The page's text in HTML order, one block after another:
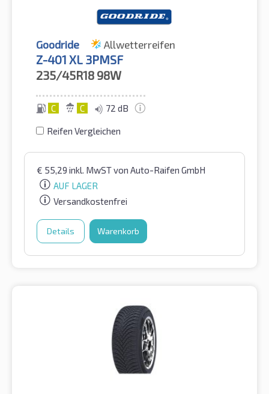
Goodride Allwetterreifen
Z-401 XL 3PMSF
235/45R18 98W
C C 72 dB
Reifen Vergleichen
€ 55,29 inkl. MwSTvon Auto-Raifen GmbH
AUF LAGER
Versandkostenfrei
Details Warenkorb